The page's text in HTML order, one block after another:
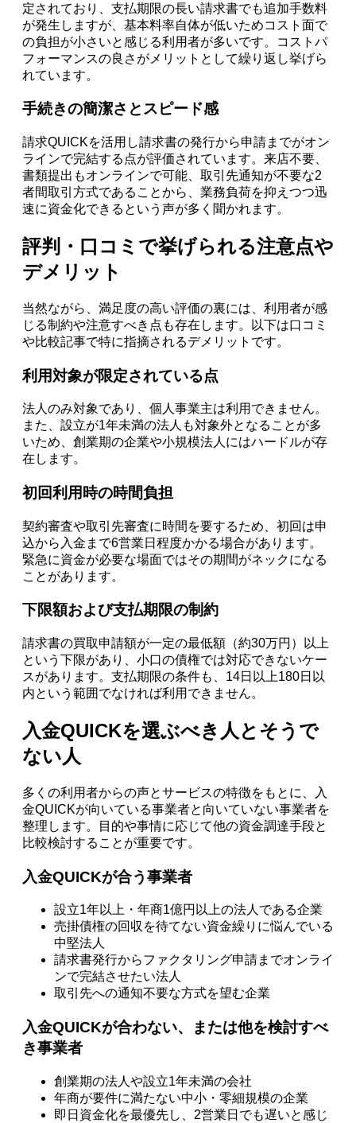
定されており、支払期限の長い請求書でも追加手数料
が発生しますが、基本料率自体が低いためコスト面で
の負担が小さいと感じる利用者が多いです。コストパ
フォーマンスの良さがメリットとして繰り返し挙げら
れています。
手続きの簡潔さとスピード感
請求QUICKを活用し請求書の発行から申請までがオン
ラインで完結する点が評価されています。来店不要、
書類提出もオンラインで可能、取引先通知が不要な2
者間取引方式であることから、業務負荷を抑えつつ迅
速に資金化できるという声が多く聞かれます。
評判・口コミで挙げられる注意点や
デメリット
当然ながら、満足度の高い評価の裏には、利用者が感
じる制約や注意すべき点も存在します。以下は口コミ
や比較記事で特に指摘されるデメリットです。
利用対象が限定されている点
法人のみ対象であり、個人事業主は利用できません。
また、設立が1年未満の法人も対象外となることが多
いため、創業期の企業や小規模法人にはハードルが存
在します。
初回利用時の時間負担
契約審査や取引先審査に時間を要するため、初回は申
込から入金まで6営業日程度かかる場合があります。
緊急に資金が必要な場面ではその期間がネックになる
ことがあります。
下限額および支払期限の制約
請求書の買取申請額が一定の最低額（約30万円）以上
という下限があり、小口の債権では対応できないケー
スがあります。支払期限の条件も、14日以上180日以
内という範囲でなければ利用できません。
入金QUICKを選ぶべき人とそうで
ない人
多くの利用者からの声とサービスの特徴をもとに、入
金QUICKが向いている事業者と向いていない事業者を
整理します。目的や事情に応じて他の資金調達手段と
比較検討することが重要です。
入金QUICKが合う事業者
設立1年以上・年商1億円以上の法人である企業
売掛債権の回収を待てない資金繰りに悩んでいる
中堅法人
請求書発行からファクタリング申請までオンライ
ンで完結させたい法人
取引先への通知不要な方式を望む企業
入金QUICKが合わない、または他を検討すべ
き事業者
創業期の法人や設立1年未満の会社
年商が要件に満たない中小・零細規模の企業
即日資金化を最優先し、2営業日でも遅いと感じ